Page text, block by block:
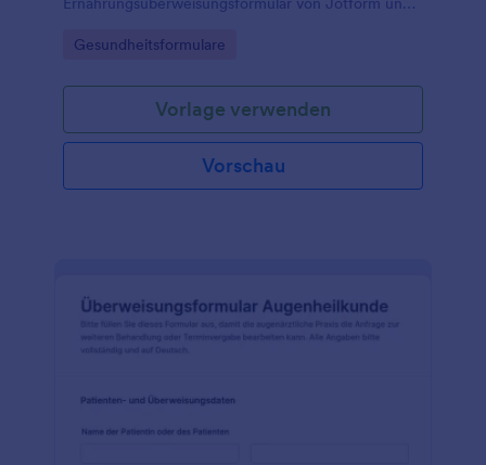
interne Abstimmung für Praxen, Kliniken und
Go to Category:
Gesundheitsformulare
Vorlage verwenden
Vorschau